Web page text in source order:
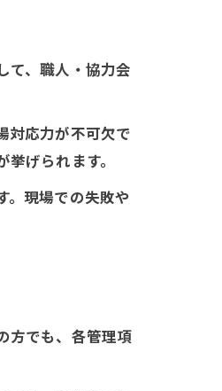
て、職人・協力会
対応力が不可欠で
げられます。
。現場での失敗や
方でも、各管理項